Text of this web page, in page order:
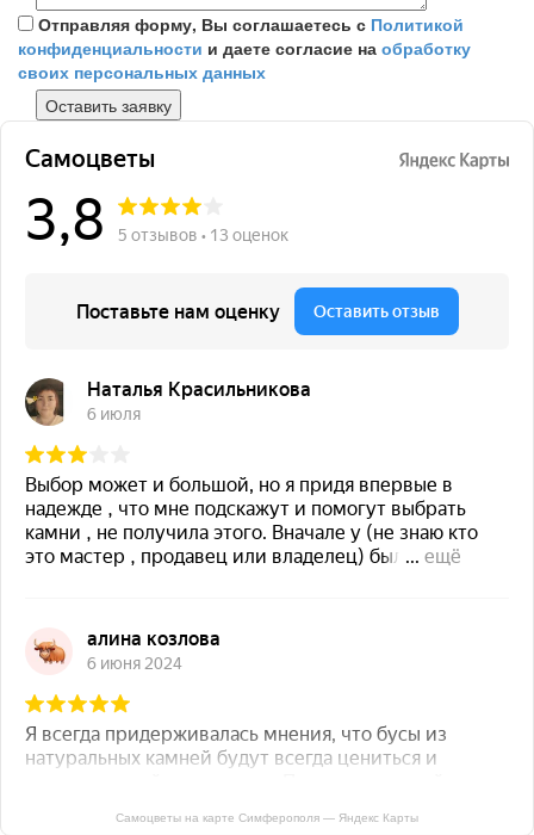
Отправляя форму, Вы соглашаетесь с Политикой
конфиденциальности и даете согласие на обработку
своих персональных данных
Самоцветы на карте Симферополя — Яндекс Карты